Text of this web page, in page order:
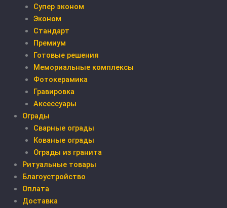
Супер эконом
Эконом
Стандарт
Премиум
Готовые решения
Мемориальные комплексы
Фотокерамика
Гравировка
Аксессуары
Ограды
Сварные ограды
Кованые ограды
Ограды из гранита
Ритуальные товары
Благоустройство
Оплата
Доставка